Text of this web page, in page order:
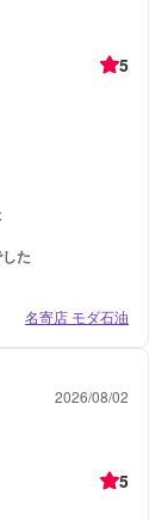
5
た
名寄店 モダ石油
2026/08/02
5